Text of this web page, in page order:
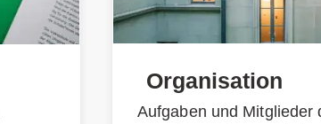
Organisation
Aufgaben und Mitglieder